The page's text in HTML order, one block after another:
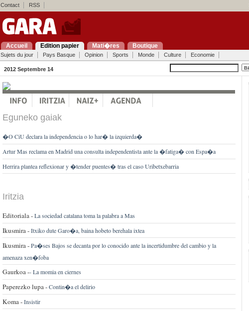
Contact RSS
Accueil Edition papier Mati�res Boutique
Sujets du jour Pays Basque Opinion Sports Monde Culture Economie
2012 Septembre 14
Eguneko gaiak
�O CiU declara la independencia o lo har� la izquierda�
Artur Mas reclama en Madrid una consulta independentista ante la �fatiga� con Espa�a
Herrira plantea reflexionar y �tender puentes� tras el caso Uribetxebarria
Iritzia
Editoriala -La sociedad catalana toma la palabra a Mas
Ikusmira -Itxiko dute Garo�a, baina hobeto berehala ixtea
Ikusmira -Pa�ses Bajos se decanta por lo conocido ante la incertidumbre del cambio y la
amenaza xen�foba
Gaurkoa --La momia en ciernes
Paperezko lupa -Contin�a el delirio
Koma -Insistir